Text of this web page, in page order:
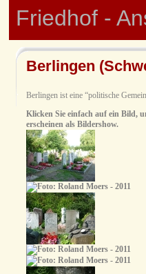
Friedhof -
Berlingen
Berlingen ist eine “politische
Klicken Sie einfach auf ein Bild,
erscheinen als Bildershow.